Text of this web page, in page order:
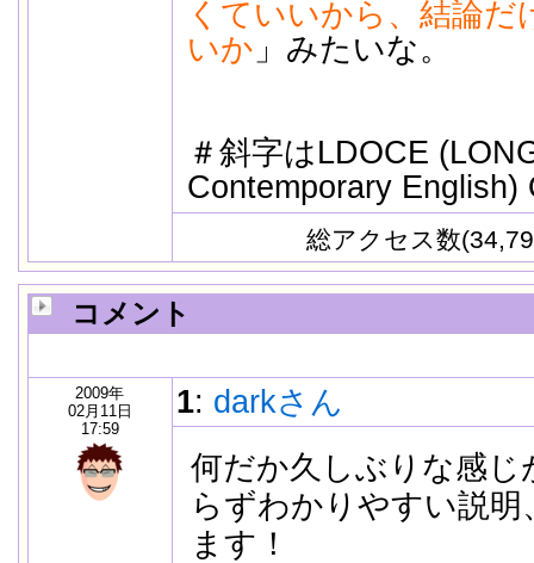
くていいから、結論だ
いか 」みたいな。
＃斜字はLDOCE
Contemporary English)
総アクセス数
コメント
2009年
02月11日
17:59
1: darkさん
何だか久しぶりな感じ
らずわかりやすい説
ます！